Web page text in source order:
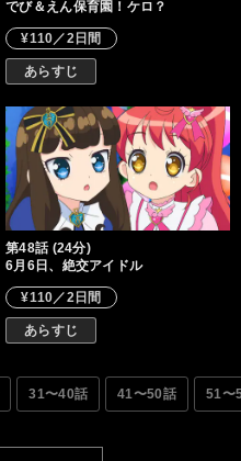
でび＆えん保育園！ケロ？
¥110／2日間
あらすじ
第48話 (24分)
6月6日、絶交アイドル
¥110／2日間
あらすじ
31〜40話 41〜50話 51〜